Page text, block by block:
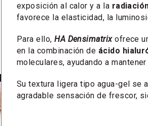
exposición al calor y a la
favorece la elasticidad, la
Para ello,HA Densimatrixofrece
en la combinación de ácido
moleculares, ayudando a
Su textura ligera tipo agua-gel se
agradable sensación de frescor,